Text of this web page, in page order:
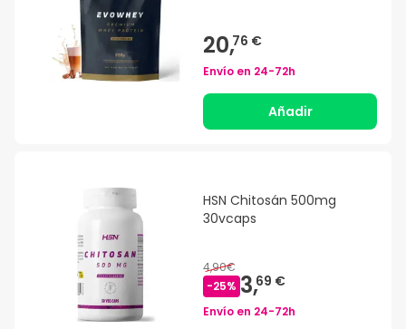
20,76 €
Envío en 24-72h
Añadir
HSN Chitosán 500mg
30vcaps
4,90€
-25% 3,69 €
Envío en 24-72h